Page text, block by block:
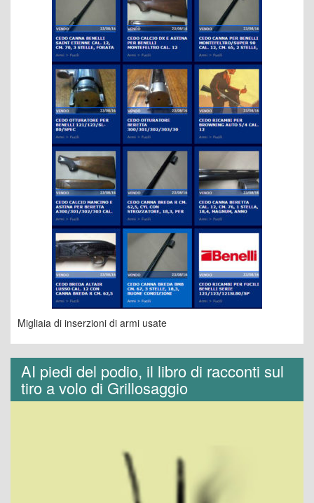
Migliaia di inserzioni di armi usate
AI piedi del podio, il libro di racconti sul
tiro a volo di Grillosaggio